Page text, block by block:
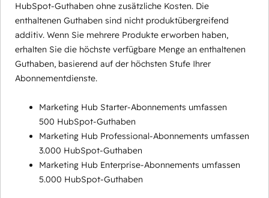
HubSpot-Guthaben ohne zusätzliche Kosten. Die
enthaltenen Guthaben sind nicht produktübergreifend
additiv. Wenn Sie mehrere Produkte erworben haben,
erhalten Sie die höchste verfügbare Menge an enthaltenen
Guthaben, basierend auf der höchsten Stufe Ihrer
Abonnementdienste.
Marketing Hub Starter-Abonnements umfassen
500 HubSpot-Guthaben
Marketing Hub Professional-Abonnements umfassen
3.000 HubSpot-Guthaben
Marketing Hub Enterprise-Abonnements umfassen
5.000 HubSpot-Guthaben